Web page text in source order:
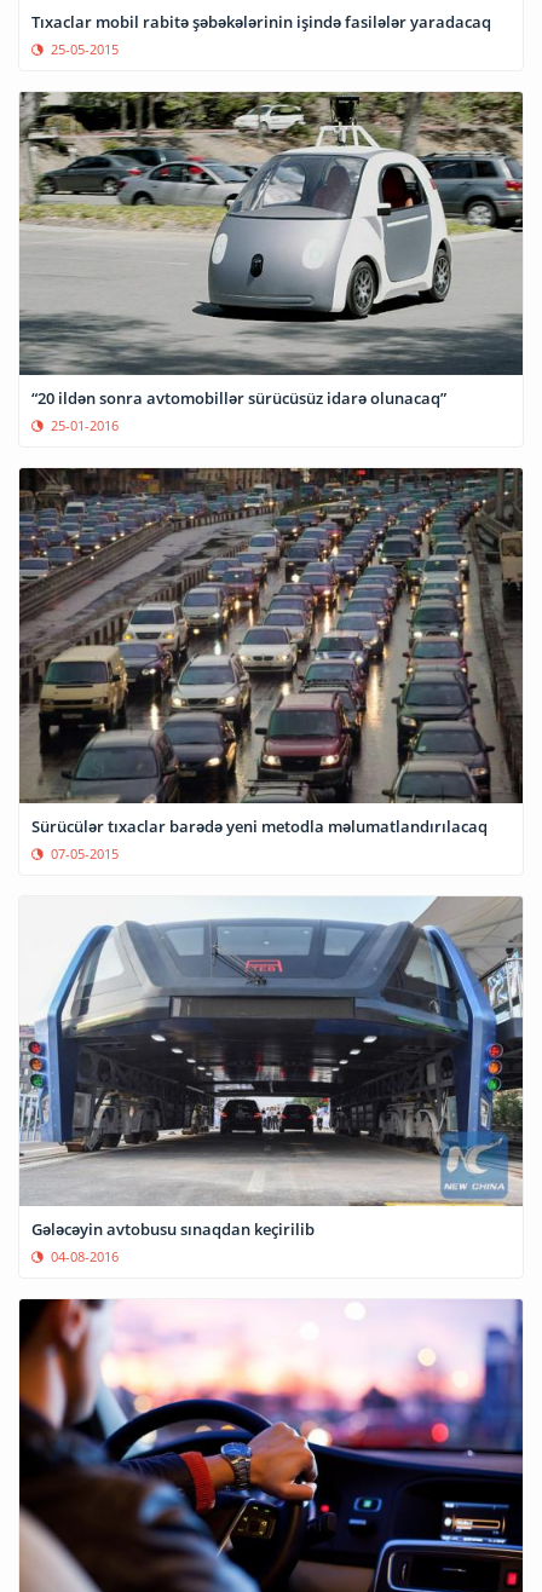
Tıxaclar mobil rabitə şəbəkələrinin işində fasilələr yaradacaq
25-05-2015
“20 ildən sonra avtomobillər sürücüsüz idarə olunacaq”
25-01-2016
Sürücülər tıxaclar barədə yeni metodla məlumatlandırılacaq
07-05-2015
Gələcəyin avtobusu sınaqdan keçirilib
04-08-2016